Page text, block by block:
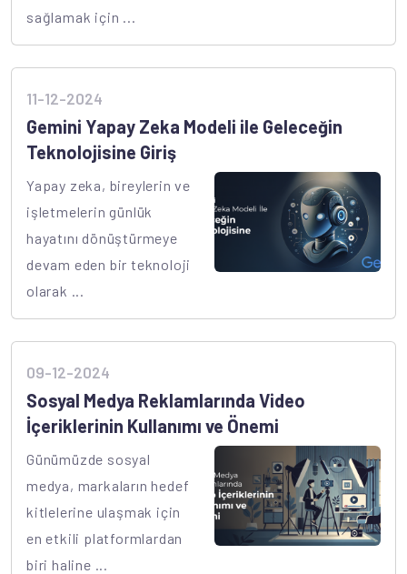
sağlamak için ...
11-12-2024
Gemini Yapay Zeka Modeli ile Geleceğin
Teknolojisine Giriş
Yapay zeka, bireylerin ve
işletmelerin günlük
hayatını dönüştürmeye
devam eden bir teknoloji
olarak ...
09-12-2024
Sosyal Medya Reklamlarında Video
İçeriklerinin Kullanımı ve Önemi
Günümüzde sosyal
medya, markaların hedef
kitlelerine ulaşmak için
en etkili platformlardan
biri haline ...